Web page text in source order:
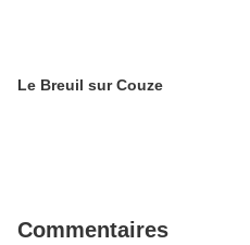
Le Breuil sur Couze
Commentaires